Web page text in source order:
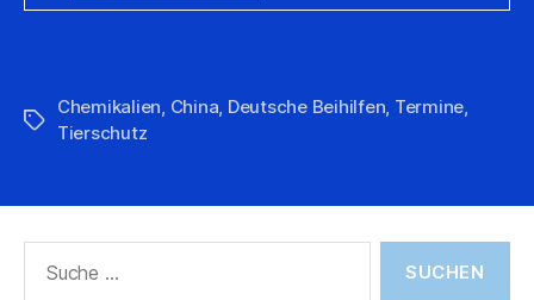
Schlagwörter
Chemikalien China Deutsche Beihilfen Termine
Tierschutz
nach: